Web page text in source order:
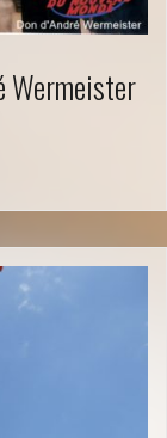
Wermeister